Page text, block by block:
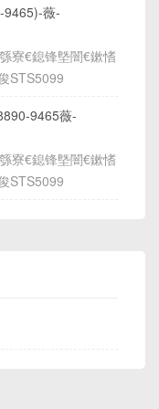
9465)-薇-
寮€鎴锋墍闇€鏉愭
STS5099
9465薇-
寮€鎴锋墍闇€鏉愭
STS5099